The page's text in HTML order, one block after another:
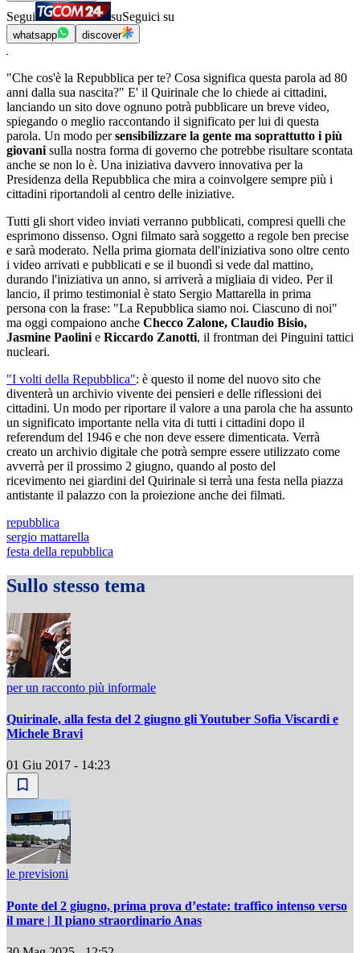
Segui suSeguici su
whatsapp discover
"Che cos'è la Repubblica per te? Cosa significa questa parola ad 80
anni dalla sua nascita?" E' il Quirinale che lo chiede ai cittadini,
lanciando un sito dove ognuno potrà pubblicare un breve video,
spiegando o meglio raccontando il significato per lui di questa
parola. Un modo persensibilizzare la gente ma soprattutto i più
giovani sulla nostra forma di governo che potrebbe risultare scontata
anche se non lo è. Una iniziativa davvero innovativa per la
Presidenza della Repubblica che mira a coinvolgere sempre più i
cittadini riportandoli al centro delle iniziative.
Tutti gli short video inviati verranno pubblicati, compresi quelli che
esprimono dissenso. Ogni filmato sarà soggetto a regole ben precise
e sarà moderato. Nella prima giornata dell'iniziativa sono oltre cento
i video arrivati e pubblicati e se il buondì si vede dal mattino,
durando l'iniziativa un anno, si arriverà a migliaia di video. Per il
lancio, il primo testimonial è stato Sergio Mattarella in prima
persona con la frase: "La Repubblica siamo noi. Ciascuno di noi"
ma oggi compaiono anche Checco Zalone, Claudio Bisio,
Jasmine Paolini e Riccardo Zanotti, il frontman dei Pinguini tattici
nucleari.
"I volti della Repubblica": è questo il nome del nuovo sito che
diventerà un archivio vivente dei pensieri e delle riflessioni dei
cittadini. Un modo per riportare il valore a una parola che ha assunto
un significato importante nella vita di tutti i cittadini dopo il
referendum del 1946 e che non deve essere dimenticata. Verrà
creato un archivio digitale che potrà sempre essere utilizzato come
avverrà per il prossimo 2 giugno, quando al posto del
ricevimento nei giardini del Quirinale si terrà una festa nella piazza
antistante il palazzo con la proiezione anche dei filmati.
repubblica
sergio mattarella
festa della repubblica
Sullo stesso tema
per un racconto più informale
Quirinale, alla festa del 2 giugno gli Youtuber Sofia Viscardi e
Michele Bravi
01 Giu 2017 - 14:23
le previsioni
Ponte del 2 giugno, prima prova d’estate: traffico intenso verso
il mare | Il piano straordinario Anas